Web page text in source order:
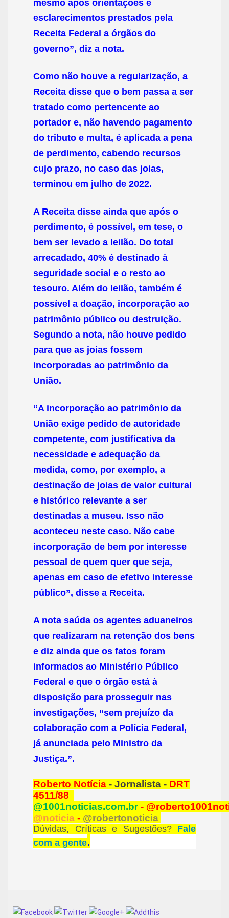
mesmo após orientações e
esclarecimentos prestados pela
Receita Federal a órgãos do
governo”, diz a nota.
Como não houve a regularização, a
Receita disse que o bem passa a ser
tratado como pertencente ao
portador e, não havendo pagamento
do tributo e multa, é aplicada a pena
de perdimento, cabendo recursos
cujo prazo, no caso das joias,
terminou em julho de 2022.
A Receita disse ainda que após o
perdimento, é possível, em tese, o
bem ser levado a leilão. Do total
arrecadado, 40% é destinado à
seguridade social e o resto ao
tesouro. Além do leilão, também é
possível a doação, incorporação ao
patrimônio público ou destruição.
Segundo a nota, não houve pedido
para que as joias fossem
incorporadas ao patrimônio da
União.
“A incorporação ao patrimônio da
União exige pedido de autoridade
competente, com justificativa da
necessidade e adequação da
medida, como, por exemplo, a
destinação de joias de valor cultural
e histórico relevante a ser
destinadas a museu. Isso não
aconteceu neste caso. Não cabe
incorporação de bem por interesse
pessoal de quem quer que seja,
apenas em caso de efetivo interesse
público”, disse a Receita.
A nota saúda os agentes aduaneiros
que realizaram na retenção dos bens
e diz ainda que os fatos foram
informados ao Ministério Público
Federal e que o órgão está à
disposição para prosseguir nas
investigações, “sem prejuízo da
colaboração com a Polícia Federal,
já anunciada pelo Ministro da
Justiça.”.
Roberto Notícia - Jornalista - DRT
4511/88
@1001noticias.com.br -
@noticia - @robertonoticia
Dúvidas, Críticas e Sugestões? Fale
com a gente.